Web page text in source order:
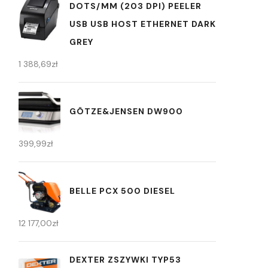
DOTS/MM (203 DPI) PEELER
USB USB HOST ETHERNET DARK
GREY
1 388,69zł
GÖTZE&JENSEN DW900
399,99zł
BELLE PCX 500 DIESEL
12 177,00zł
DEXTER ZSZYWKI TYP53